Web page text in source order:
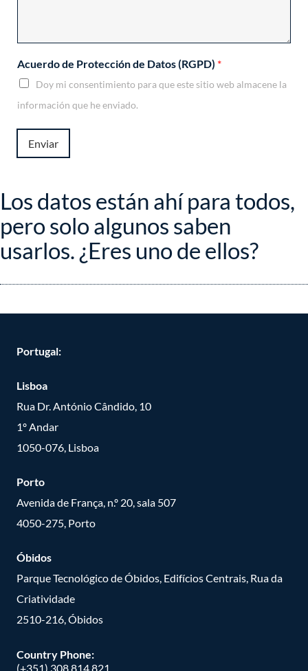
i
n
a
a
Acuerdo de Protección de Datos (RGPD) *
Doy mi consentimiento para que este sitio web almacene la
información que he enviado.
Enviar
Los datos están ahí para todos,
pero solo algunos saben
usarlos. ¿Eres uno de ellos?
Portugal:
Lisboa
Rua Dr. António Cândido, 10
1º Andar
1050-076, Lisboa
Porto
Avenida de França, n.º 20, sala 507
4050-275, Porto
Óbidos
Parque Tecnológico de Óbidos, Edifícios Centrais, Rua da
Criatividade
2510-216, Óbidos
Country Phone:
(+351) 308 814 821